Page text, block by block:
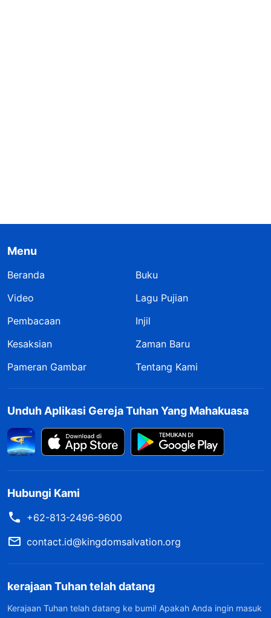
Menu
Beranda
Buku
Video
Lagu Pujian
Pembacaan
Injil
Kesaksian
Zaman Baru
Pameran Gambar
Tentang Kami
Unduh Aplikasi Gereja Tuhan Yang Mahakuasa
Hubungi Kami
+62-813-2496-9600
contact.id@kingdomsalvation.org
kerajaan Tuhan telah datang
Kerajaan Tuhan telah datang ke bumi! Apakah Anda ingin masuk